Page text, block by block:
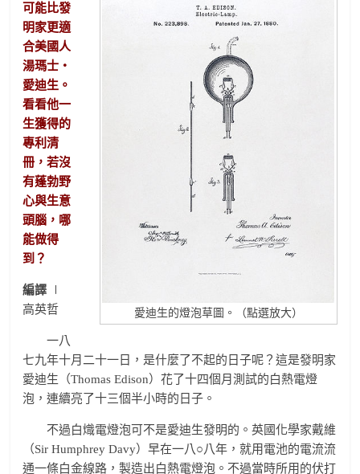
愛迪生的燈泡草圖。（點選放大）
可能比發
明家更適
合美國人
湯瑪士‧
愛迪生。
看看他一
生獲得的
專利清
冊，若沒
有蓬勃野
心與生意
頭腦，哪
能做得
到？
編譯
高英哲
一八
七九年十月二十一日，是什麼了不起的日子呢？這是發明家
愛迪生（Thomas Edison）花了十四個月測試的白熱電燈
泡，連續亮了十三個半小時的日子。
不過白熾電燈泡可不是愛迪生發明的。英國化學家戴維
（Sir Humphrey Davy）早在一八○八年，就用電池的電流流
通一條白金線路，製造出白熱電燈泡。不過當時所用的伏打